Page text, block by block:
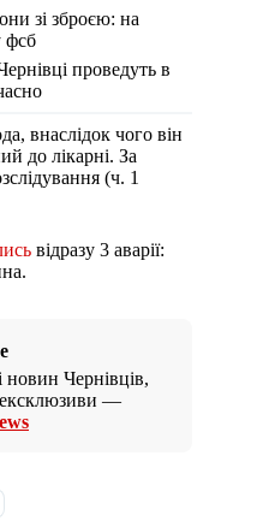
зі зброєю: на
фсб
проведуть в
внаслідок чого він
до лікарні. За
(ч. 1
відразу 3 аварії:
Чернівців,
ексклюзиви —